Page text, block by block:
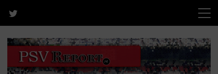
content